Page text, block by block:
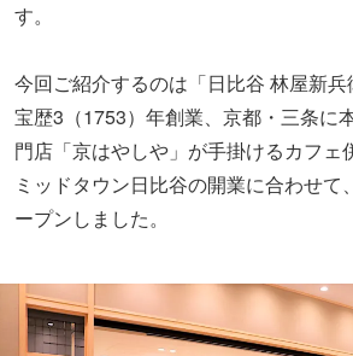
す。
今回ご紹介するのは「日比谷 林屋新兵
宝歴3（1753）年創業、京都・三条に
門店「京はやしや」が手掛けるカフェ
ミッドタウン日比谷の開業に合わせて
ープンしました。